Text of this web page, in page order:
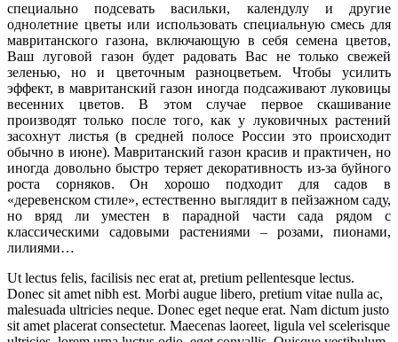
специально подсевать васильки, календулу и другие
однолетние цветы или использовать специальную смесь для
мавританского газона, включающую в себя семена цветов,
Ваш луговой газон будет радовать Вас не только свежей
зеленью, но и цветочным разноцветьем. Чтобы усилить
эффект, в мавританский газон иногда подсаживают луковицы
весенних цветов. В этом случае первое скашивание
производят только после того, как у луковичных растений
засохнут листья (в средней полосе России это происходит
обычно в июне). Мавританский газон красив и практичен, но
иногда довольно быстро теряет декоративность из-за буйного
роста сорняков. Он хорошо подходит для садов в
«деревенском стиле», естественно выглядит в пейзажном саду,
но вряд ли уместен в парадной части сада рядом с
классическими садовыми растениями – розами, пионами,
лилиями…
Ut lectus felis, facilisis nec erat at, pretium pellentesque lectus.
Donec sit amet nibh est. Morbi augue libero, pretium vitae nulla ac,
malesuada ultricies neque. Donec eget neque erat. Nam dictum justo
sit amet placerat consectetur. Maecenas laoreet, ligula vel scelerisque